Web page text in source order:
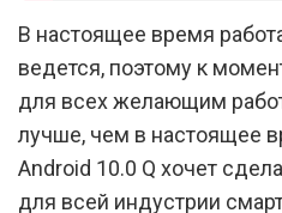
В настоящее время
ведется, поэтому к
для всех желающим
лучше, чем в настоящее
Android 10.0 Q хочет
для всей индустрии